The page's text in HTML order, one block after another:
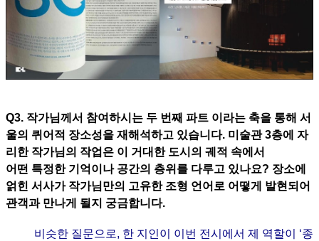
Q3. 작가님께서 참여하시는 두 번째 파트 이라는 축을 통해 서
울의 퀴어적 장소성을 재해석하고 있습니다. 미술관 3층에 자
리한 작가님의 작업은 이 거대한 도시의 궤적 속에서
어떤 특정한 기억이나 공간의 층위를 다루고 있나요? 장소에
얽힌 서사가 작가님만의 고유한 조형 언어로 어떻게 발현되어
관객과 만나게 될지 궁금합니다.
비슷한 질문으로, 한 지인이 이번 전시에서 제 역할이 ‘종